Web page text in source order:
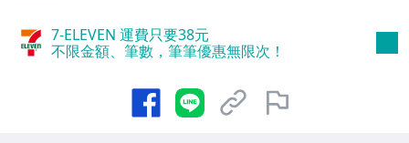
7-ELEVEN 運費只要38元
不限金額、筆數，筆筆優惠無限次！